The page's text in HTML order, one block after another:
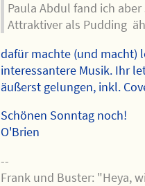
Paula Abdul fand ich
Attraktiver als Pudding
dafür machte (und macht)
interessantere Musik. Ihr
äußerst gelungen, inkl.
Schönen Sonntag noch!
O'Brien
--
Frank und Buster: "Heya,